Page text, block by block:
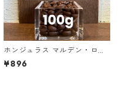
ホンジュラス マルデン・ロペ
ス農園 SHG サン・マヌエル 1
00g
¥896